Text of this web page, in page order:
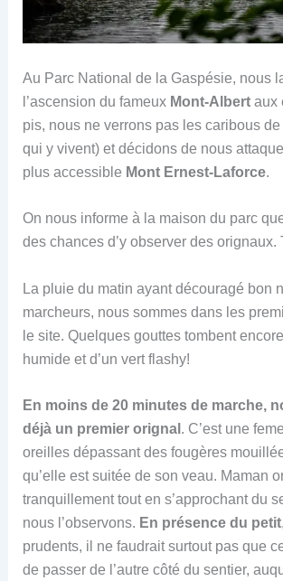
Au Parc National de la Gaspésie, nous
l’ascension du fameux Mont-Albertaux
pis, nous ne verrons pas les caribous
qui y vivent) et décidons de nous
plus accessible Mont Ernest-Laforce.
On nous informe à la maison du parc
des chances d’y observer des orignaux.
La pluie du matin ayant découragé bon
marcheurs, nous sommes dans les
le site. Quelques gouttes tombent
humide et d’un vert flashy!
En moins de 20 minutes de marche,
déjà un premier orignal . C’est une
oreilles dépassant des fougères
qu’elle est suitée de son veau. Maman
tranquillement tout en s’approchant du
nous l’observons. En présence du petit
prudents, il ne faudrait surtout pas que
de passer de l’autre côté du sentier,